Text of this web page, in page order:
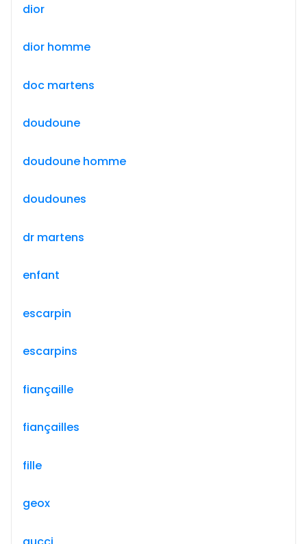
dior
dior homme
doc martens
doudoune
doudoune homme
doudounes
dr martens
enfant
escarpin
escarpins
fiançaille
fiançailles
fille
geox